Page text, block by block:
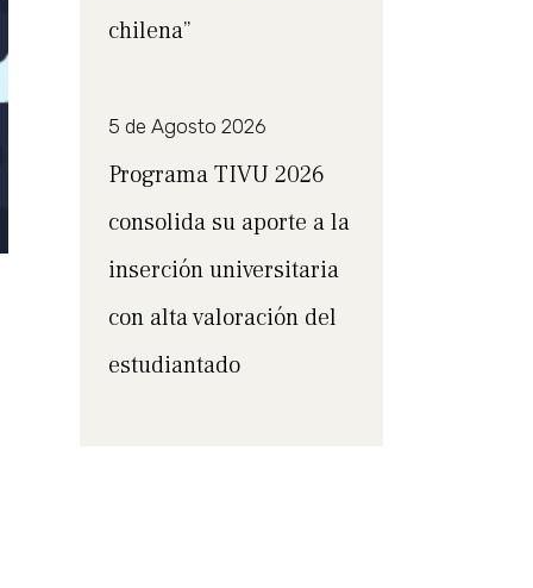
chilena”
5 de Agosto 2026
Programa TIVU 2026
consolida su aporte a la
inserción universitaria
con alta valoración del
estudiantado